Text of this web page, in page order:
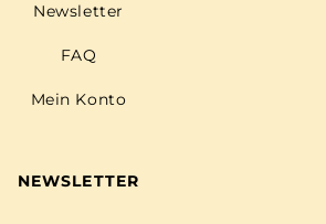
Newsletter
FAQ
Mein Konto
NEWSLETTER